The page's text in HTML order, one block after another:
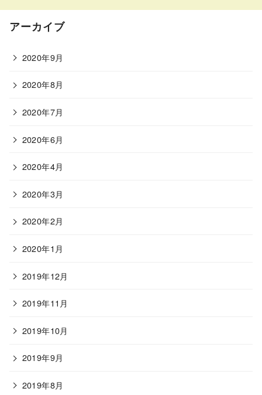
アーカイブ
2020年9月
2020年8月
2020年7月
2020年6月
2020年4月
2020年3月
2020年2月
2020年1月
2019年12月
2019年11月
2019年10月
2019年9月
2019年8月